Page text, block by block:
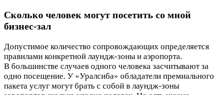
Сколько человек могут посетить со мной
бизнес‑зал
Допустимое количество сопровождающих определяется
правилами конкретной лаундж-зоны и аэропорта.
В большинстве случаев одного человека засчитывают за
одно посещение. У «Уралсиба» обладатели премиального
пакета услуг могут брать с собой в лаундж-зоны